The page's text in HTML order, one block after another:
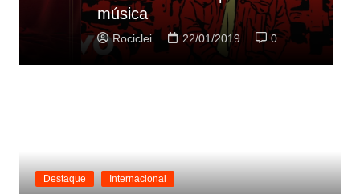
música
Rociclei 22/01/2019 0
Destaque Internacional